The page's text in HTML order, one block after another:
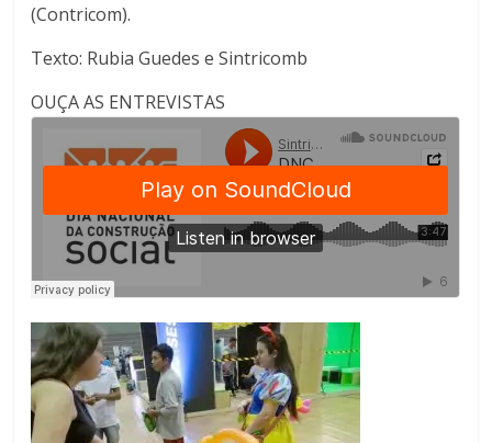
(Contricom).
Texto: Rubia Guedes e Sintricomb
OUÇA AS ENTREVISTAS